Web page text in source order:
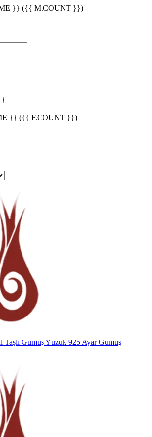
}} ({{ M.COUNT }})
}} ({{ F.COUNT }})
Gümüş Yüzük 925 Ayar Gümüş